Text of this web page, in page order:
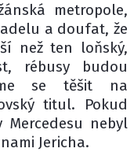
metropole,
a doufat, že
než ten loňský,
rébusy budou
se těšit na
titul. Pokud
nebyl
Jericha.